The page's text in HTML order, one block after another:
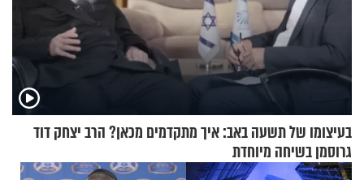
בעיצומו של תשעה באב: איך מתקדמים מכאן? הרב יצחק דוד
גרוסמן בשיחה מיוחדת